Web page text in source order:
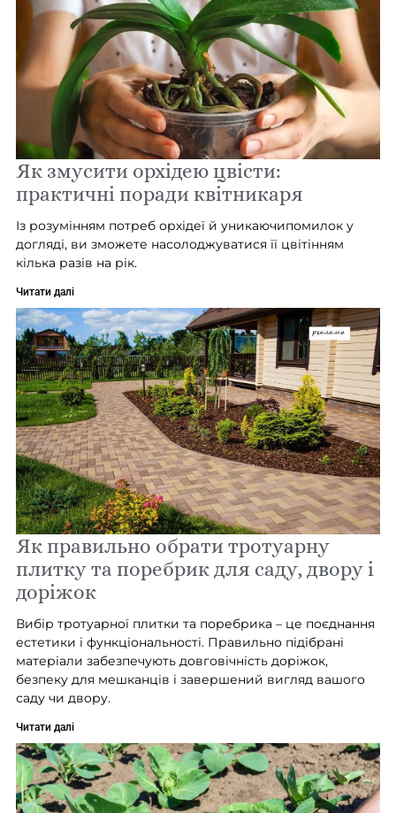
Як змусити орхідею цвісти:
практичні поради квітникаря
Із розумінням потреб орхідеї й уникаючипомилок у
догляді, ви зможете насолоджуватися її цвітінням
кілька разів на рік.
Читати далі
Як правильно обрати тротуарну
плитку та поребрик для саду, двору і
доріжок
Вибір тротуарної плитки та поребрика – це поєднання
естетики і функціональності. Правильно підібрані
матеріали забезпечують довговічність доріжок,
безпеку для мешканців і завершений вигляд вашого
саду чи двору.
Читати далі